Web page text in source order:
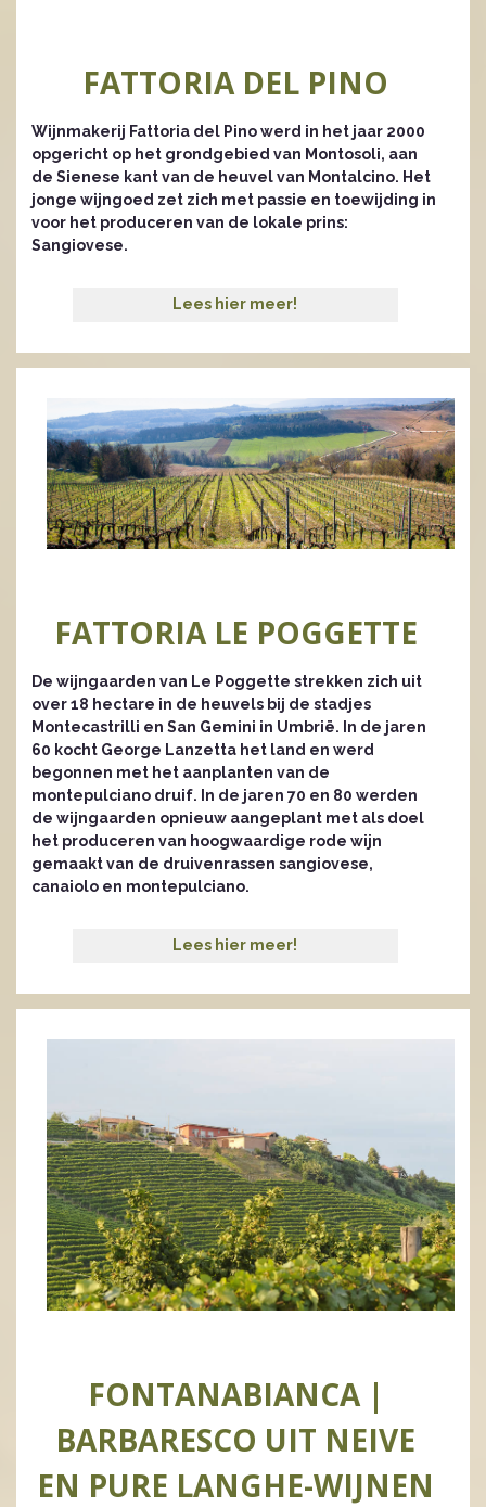
FATTORIA DEL PINO
Wijnmakerij Fattoria del Pino werd in het jaar 2000
opgericht op het grondgebied van Montosoli, aan
de Sienese kant van de heuvel van Montalcino. Het
jonge wijngoed zet zich met passie en toewijding in
voor het produceren van de lokale prins:
Sangiovese.
Lees hier meer!
FATTORIA LE POGGETTE
De wijngaarden van Le Poggette strekken zich uit
over 18 hectare in de heuvels bij de stadjes
Montecastrilli en San Gemini in Umbrië. In de jaren
60 kocht George Lanzetta het land en werd
begonnen met het aanplanten van de
montepulciano druif. In de jaren 70 en 80 werden
de wijngaarden opnieuw aangeplant met als doel
het produceren van hoogwaardige rode wijn
gemaakt van de druivenrassen sangiovese,
canaiolo en montepulciano.
Lees hier meer!
FONTANABIANCA |
BARBARESCO UIT NEIVE
EN PURE LANGHE-WIJNEN